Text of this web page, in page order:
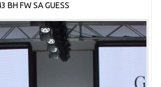
BH FW SA GUESS